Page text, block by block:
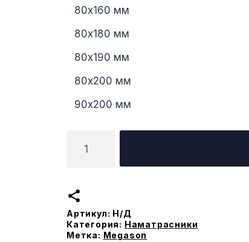
80х160 мм
80х180 мм
80х190 мм
80х200 мм
90х200 мм
товара
непромокаемый
Mega
Better
Sleep
Артикул: Н/Д
Категория: Наматрасники
Метка: Megason